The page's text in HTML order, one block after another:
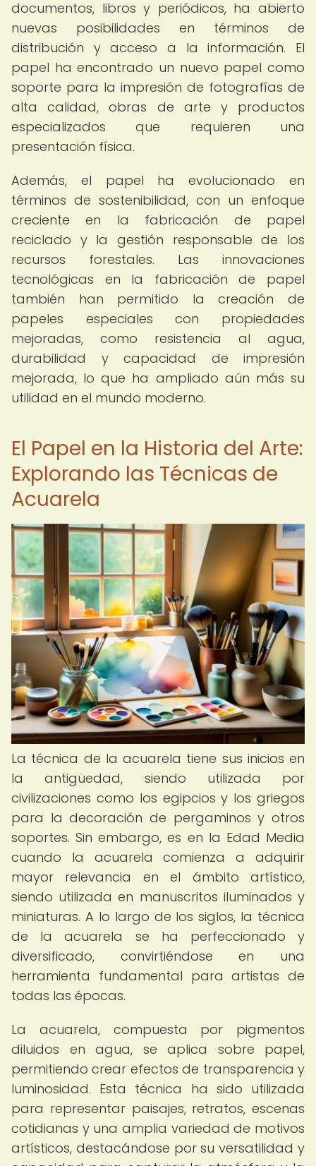
documentos, libros y periódicos, ha abierto
nuevas posibilidades en términos de
distribución y acceso a la información. El
papel ha encontrado un nuevo papel como
soporte para la impresión de fotografías de
alta calidad, obras de arte y productos
especializados que requieren una
presentación física.
Además, el papel ha evolucionado en
términos de sostenibilidad, con un enfoque
creciente en la fabricación de papel
reciclado y la gestión responsable de los
recursos forestales. Las innovaciones
tecnológicas en la fabricación de papel
también han permitido la creación de
papeles especiales con propiedades
mejoradas, como resistencia al agua,
durabilidad y capacidad de impresión
mejorada, lo que ha ampliado aún más su
utilidad en el mundo moderno.
El Papel en la Historia del Arte:
Explorando las Técnicas de
Acuarela
La técnica de la acuarela tiene sus inicios en
la antigüedad, siendo utilizada por
civilizaciones como los egipcios y los griegos
para la decoración de pergaminos y otros
soportes. Sin embargo, es en la Edad Media
cuando la acuarela comienza a adquirir
mayor relevancia en el ámbito artístico,
siendo utilizada en manuscritos iluminados y
miniaturas. A lo largo de los siglos, la técnica
de la acuarela se ha perfeccionado y
diversificado, convirtiéndose en una
herramienta fundamental para artistas de
todas las épocas.
La acuarela, compuesta por pigmentos
diluidos en agua, se aplica sobre papel,
permitiendo crear efectos de transparencia y
luminosidad. Esta técnica ha sido utilizada
para representar paisajes, retratos, escenas
cotidianas y una amplia variedad de motivos
artísticos, destacándose por su versatilidad y